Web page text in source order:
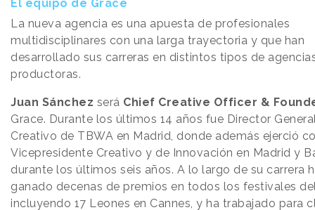
El equipo de Grace
La nueva agencia es una apuesta de profesionales
multidisciplinares con una larga trayectoria y que han
desarrollado sus carreras en distintos tipos de
productoras.
Juan Sánchez será Chief Creative Officer &
Grace. Durante los últimos 14 años fue Director
Creativo de TBWA en Madrid, donde además ejerció
Vicepresidente Creativo y de Innovación en Madrid y
durante los últimos seis años. A lo largo de su carrera
ganado decenas de premios en todos los festivales
incluyendo 17 Leones en Cannes, y ha trabajado para